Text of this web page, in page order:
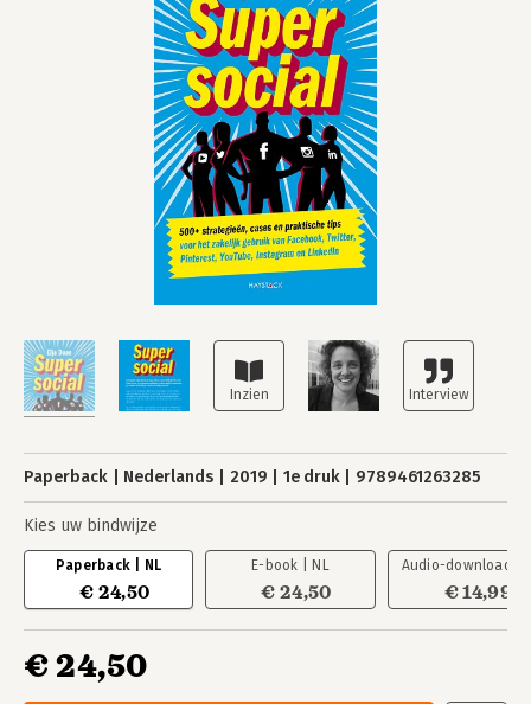
Paperback Nederlands 2019 1e druk 9789461263285
Kies uw bindwijze
Paperback | NL
€ 24,50
E-book | NL
€ 24,50
Audio-download |
€ 14,99
€ 24,50